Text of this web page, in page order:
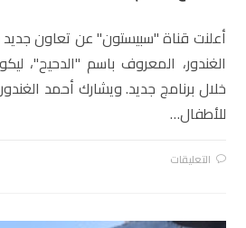
أعلنت قناة "سبيستون" عن تعاون
الغندور، المعروف باسم "الدحيح"،
خلال برنامج جديد. ويشارك أحمد
للأطفال…
التعليقات